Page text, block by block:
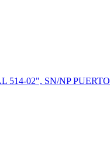
514-02", SN/NP PUERTO